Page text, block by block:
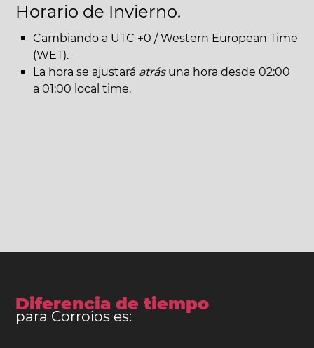
Horario de Invierno.
Cambiando a UTC +0 / Western European Time
(WET).
La hora se ajustará atrásuna hora desde 02:00
a 01:00 local time.
Diferencia de tiempo
para Corroios es: